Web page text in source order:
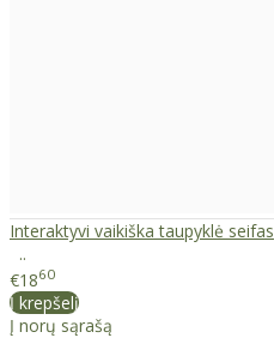
Interaktyvi vaikiška taupyklė seifas
..
€1860
Į krepšelį
Į norų sąrašą